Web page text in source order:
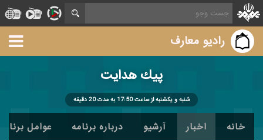
رادیو معارف
پیك هدایت
شنبه و یكشنبه از ساعت 17:50 به مدت 20 دقیقه
خانه اخبار آرشیو درباره برنامه عوامل برنامه